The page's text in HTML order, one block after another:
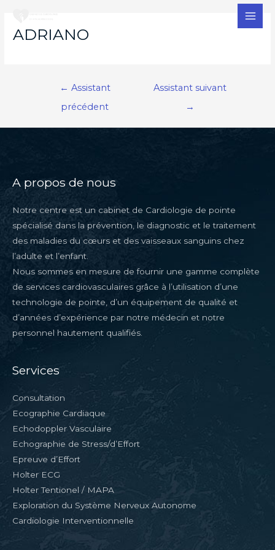
ADRIANO
Navigation
← Assistant
précédent
Assistant suivant
→
A propos de nous
Notre centre est un cabinet de Cardiologie de pointe
spécialisé dans la prévention, le diagnostic et le traitement
des maladies du cœurs et des vaisseaux sanguins chez
l’adulte et l’enfant.
Nous sommes en mesure de fournir une gamme complète
de services cardiovasculaires grâce à l’utilisation d’une
technologie de pointe, d’un équipement de qualité et
d’années d’expérience par notre médecin et notre
personnel hautement qualifiés.
Services
Consultation
Ecographie Cardiaque
Echodoppler Vasculaire
Echographie de Stress/d’Effort
Epreuve d’Effort
Holter ECG
Holter Tentionel / MAPA
Exploration du Système Nerveux Autonome
Cardiologie Interventionnelle